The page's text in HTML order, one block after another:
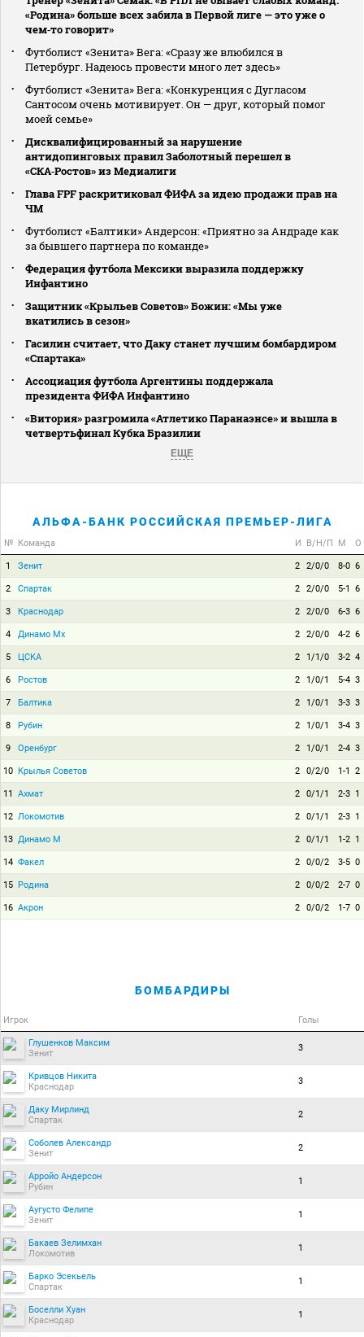
«Родина» больше всех забила в Первой лиге — это уже о
чем‑то говорит»
Футболист «Зенита» Вега: «Сразу же влюбился в
Петербург. Надеюсь провести много лет здесь»
Футболист «Зенита» Вега: «Конкуренция с Дугласом
Сантосом очень мотивирует. Он — друг, который помог
моей семье»
Дисквалифицированный за нарушение
антидопинговых правил Заболотный перешел в
«СКА‑Ростов» из Медиалиги
Глава FPF раскритиковал ФИФА за идею продажи прав на
ЧМ
Футболист «Балтики» Андерсон: «Приятно за Андраде как
за бывшего партнера по команде»
Федерация футбола Мексики выразила поддержку
Инфантино
Защитник «Крыльев Советов» Божин: «Мы уже
вкатились в сезон»
Гасилин считает, что Даку станет лучшим бомбардиром
«Спартака»
Ассоциация футбола Аргентины поддержала
президента ФИФА Инфантино
«Витория» разгромила «Атлетико Паранаэнсе» и вышла в
четвертьфинал Кубка Бразилии
ЕЩЕ
АЛЬФА-БАНК РОССИЙСКАЯ ПРЕМЬЕР-ЛИГА
№ Команда И В/Н/П М О
1 Зенит 2 2/0/0 8-0 6
2 Спартак 2 2/0/0 5-1 6
3 Краснодар 2 2/0/0 6-3 6
4 Динамо Мх 2 2/0/0 4-2 6
5 ЦСКА 2 1/1/0 3-2 4
6 Ростов 2 1/0/1 5-4 3
7 Балтика 2 1/0/1 3-3 3
8 Рубин 2 1/0/1 3-4 3
9 Оренбург 2 1/0/1 2-4 3
10 Крылья Советов 2 0/2/0 1-1 2
11 Ахмат 2 0/1/1 2-3 1
12 Локомотив 2 0/1/1 2-3 1
13 Динамо М 2 0/1/1 1-2 1
14 Факел 2 0/0/2 3-5 0
15 Родина 2 0/0/2 2-7 0
16 Акрон 2 0/0/2 1-7 0
БОМБАРДИРЫ
Игрок Голы
Глушенков Максим
Зенит
3
Кривцов Никита
Краснодар
3
Даку Мирлинд
Спартак
2
Соболев Александр
Зенит
2
Арройо Андерсон
Рубин
1
Аугусто Фелипе
Зенит
1
Бакаев Зелимхан
Локомотив
1
Барко Эсекьель
Спартак
1
Боселли Хуан
Краснодар
1